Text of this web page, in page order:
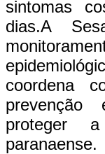
sintomas
dias.A
coordena
proteger
paranaense.